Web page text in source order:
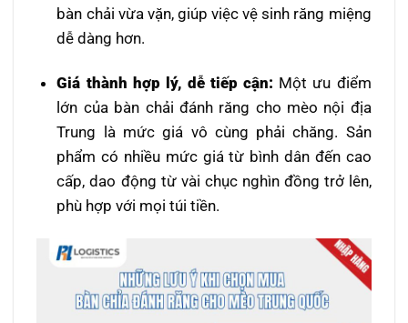
bàn chải vừa vặn, giúp việc vệ sinh răng miệng
dễ dàng hơn.
Giá thành hợp lý, dễ tiếp cận: Một ưu điểm
lớn của bàn chải đánh răng cho mèo nội địa
Trung là mức giá vô cùng phải chăng. Sản
phẩm có nhiều mức giá từ bình dân đến cao
cấp, dao động từ vài chục nghìn đồng trở lên,
phù hợp với mọi túi tiền.